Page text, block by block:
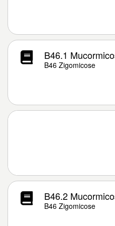
B46.1
B46 Zigomicose
B46.2
B46 Zigomicose